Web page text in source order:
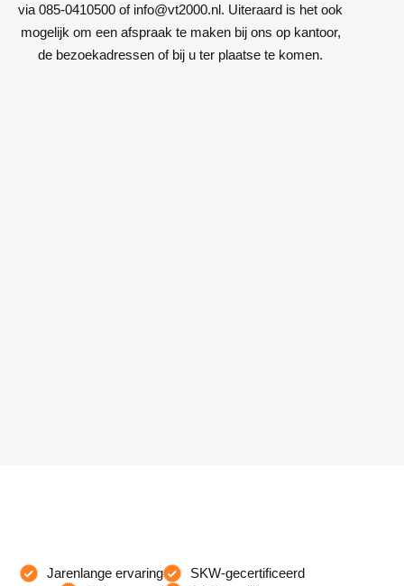
via 085-0410500 of info@vt2000.nl. Uiteraard is het ook
mogelijk om een afspraak te maken bij ons op kantoor,
de bezoekadressen of bij u ter plaatse te komen.
Jarenlange ervaring
SKW-gecertificeerd